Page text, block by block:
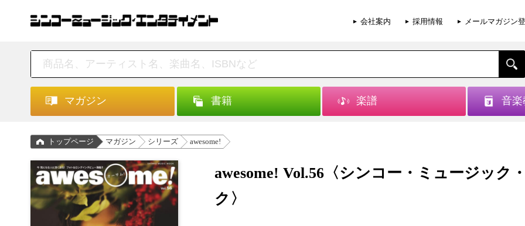
会社案内 採用情報 メールマガジン
マガジン 書籍 楽譜 音楽
トップページ マガジン シリーズ awesome!
awesome! Vol.56〈シンコー・ミュージック
ク〉